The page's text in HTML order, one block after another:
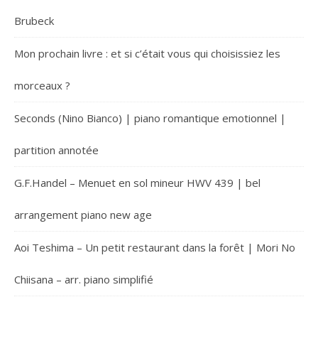
Brubeck
Mon prochain livre : et si c’était vous qui choisissiez les
morceaux ?
Seconds (Nino Bianco) | piano romantique emotionnel |
partition annotée
G.F.Handel – Menuet en sol mineur HWV 439 | bel
arrangement piano new age
Aoi Teshima – Un petit restaurant dans la forêt | Mori No
Chiisana – arr. piano simplifié